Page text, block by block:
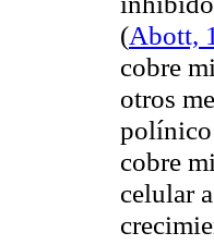
(Abott,
cobre
otros
polínico
cobre
celular